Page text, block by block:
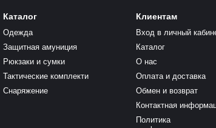
Каталог
Одежда
Защитная амуниция
Рюкзаки и сумки
Тактические комплекти
Снаряжение
Клиентам
Вход в личный
Каталог
О нас
Оплата и доставка
Обмен и возврат
Контактная
Политика